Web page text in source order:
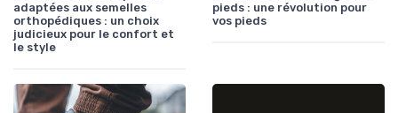
adaptées aux semelles
orthopédiques : un choix
judicieux pour le confort et
le style
pieds : une révolution pour
vos pieds